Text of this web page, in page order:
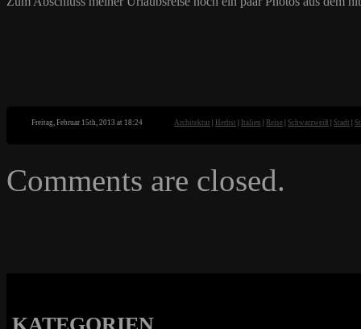
Freitag, Februar 15th, 2013 at 18:24 Architektur |Herbst Italien |Reise |Schwarzweiß |Stadt |
Comments are closed.